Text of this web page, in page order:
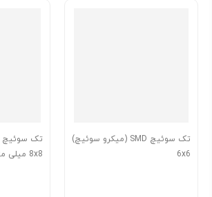
تک سوئیچ SMD (میکرو سوئیچ)
6x6
8x8 میلی متر